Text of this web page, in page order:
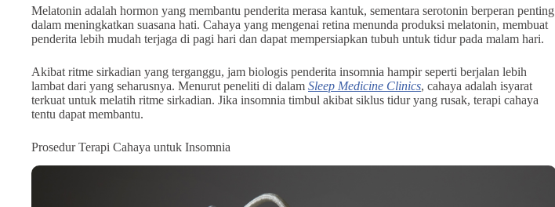
Melatonin adalah hormon yang membantu penderita merasa kantuk, sementara serotonin berperan penting
dalam meningkatkan suasana hati. Cahaya yang mengenai retina menunda produksi melatonin, membuat
penderita lebih mudah terjaga di pagi hari dan dapat mempersiapkan tubuh untuk tidur pada malam hari.
Akibat ritme sirkadian yang terganggu, jam biologis penderita insomnia hampir seperti berjalan lebih
lambat dari yang seharusnya. Menurut peneliti di dalam Sleep Medicine Clinics, cahaya adalah isyarat
terkuat untuk melatih ritme sirkadian. Jika insomnia timbul akibat siklus tidur yang rusak, terapi cahaya
tentu dapat membantu.
Prosedur Terapi Cahaya untuk Insomnia